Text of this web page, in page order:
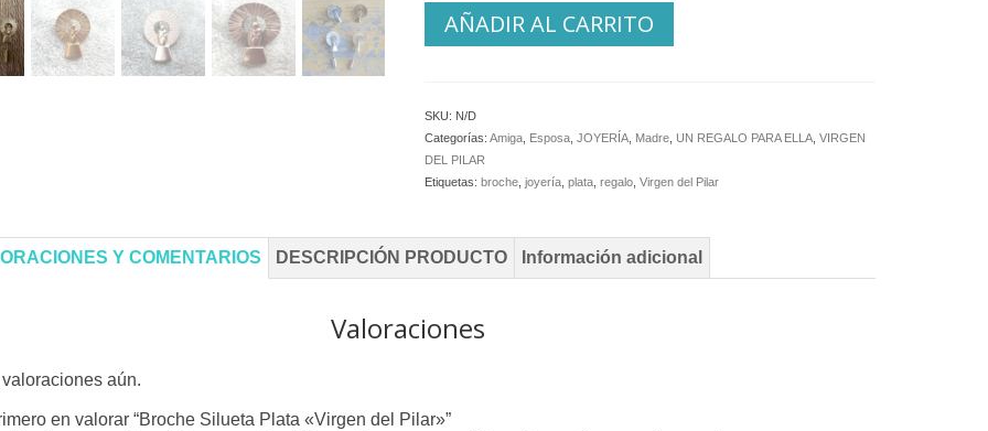
AÑADIR AL CARRITO
SKU: N/D
Categorías:Amiga Esposa ,JOYERÍA Madre UN REGALO PARA ELLA ,VIRGEN
DEL PILAR
Etiquetas:broche ,joyería ,plata ,regalo ,Virgen del Pilar
Y COMENTARIOS DESCRIPCIÓN PRODUCTO Información adicional
Valoraciones
aún.
en valorar “Broche Silueta Plata «Virgen del Pilar»”